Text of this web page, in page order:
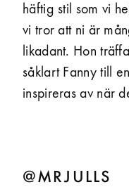
häftig stil som vi
vi tror att ni är
likadant. Hon
såklart Fanny till
inspireras av när
@MRJULLS